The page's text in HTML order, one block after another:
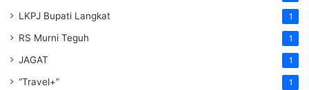
LKPJ Bupati Langkat 1
RS Murni Teguh 1
JAGAT 1
“Travel+” 1